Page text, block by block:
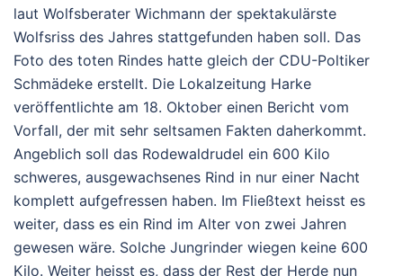
laut Wolfsberater Wichmann der spektakulärste
Wolfsriss des Jahres stattgefunden haben soll. Das
Foto des toten Rindes hatte gleich der CDU-Poltiker
Schmädeke erstellt. Die Lokalzeitung Harke
veröffentlichte am 18. Oktober einen Bericht vom
Vorfall, der mit sehr seltsamen Fakten daherkommt.
Angeblich soll das Rodewaldrudel ein 600 Kilo
schweres, ausgewachsenes Rind in nur einer Nacht
komplett aufgefressen haben. Im Fließtext heisst es
weiter, dass es ein Rind im Alter von zwei Jahren
gewesen wäre. Solche Jungrinder wiegen keine 600
Kilo. Weiter heisst es, dass der Rest der Herde nun